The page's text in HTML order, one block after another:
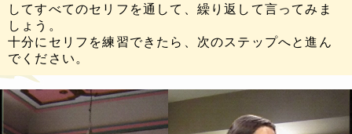
してすべてのセリフを通して、繰り返して言ってみま
しょう。
十分にセリフを練習できたら、次のステップへと進ん
でください。